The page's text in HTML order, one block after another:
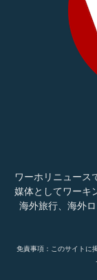
ワーホリニュース
媒体としてワーキ
海外旅行、海外
免責事項：このサイトに